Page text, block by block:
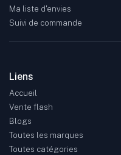
Ma liste d'envies
Suivi de commande
Liens
Accueil
Vente flash
Blogs
Toutes les marques
Toutes catégories